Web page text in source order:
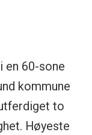
en 60-sone
kommune
to
Høyeste